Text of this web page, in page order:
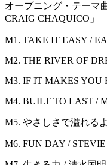
オープニング・テーマ
CRAIG CHAQUICO」
M1. TAKE IT EASY /
M2. THE RIVER OF
M3. IF IT MAKES YOU
M4. BUILT TO LAST /
M5. やさしさで溢れる
M6. FUN DAY /